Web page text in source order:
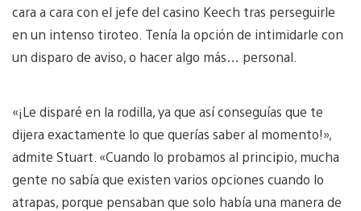
cara a cara con el jefe del casino Keech tras perseguirle
en un intenso tiroteo. Tenía la opción de intimidarle con
un disparo de aviso, o hacer algo más… personal.
«¡Le disparé en la rodilla, ya que así conseguías que te
dijera exactamente lo que querías saber al momento!»,
admite Stuart. «Cuando lo probamos al principio, mucha
gente no sabía que existen varios opciones cuando lo
atrapas, porque pensaban que solo había una manera de